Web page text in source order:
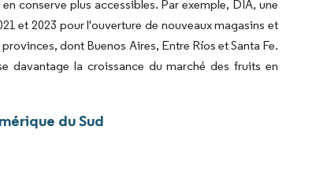
conserve plus accessibles. Par exemple, DIA, une
et 2023 pour l'ouverture de nouveaux magasins et
dont Buenos Aires, Entre Ríos et Santa Fe.
davantage la croissance du marché des fruits en
du Sud